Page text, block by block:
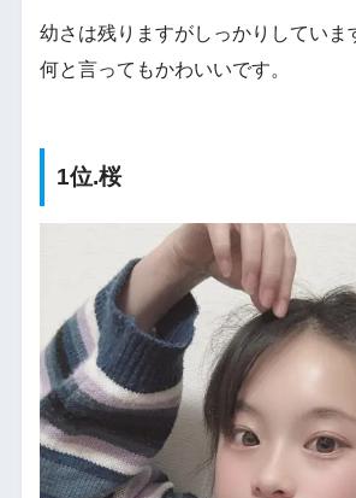
幼さは残りますがしっかりしていま
何と言ってもかわいいです。
1位.桜